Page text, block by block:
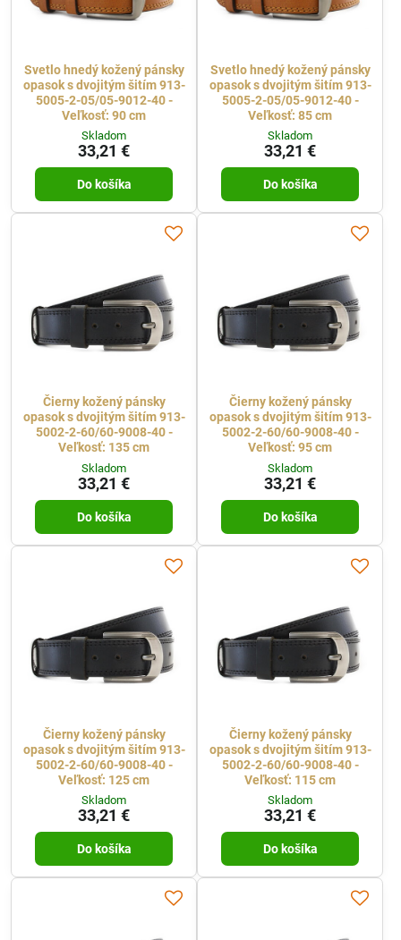
Svetlo hnedý kožený pánsky
opasok s dvojitým šitím 913-
5005-2-05/05-9012-40 -
Veľkosť: 90 cm
Skladom
33,21 €
Do košíka
Svetlo hnedý kožený pánsky
opasok s dvojitým šitím 913-
5005-2-05/05-9012-40 -
Veľkosť: 85 cm
Skladom
33,21 €
Do košíka
Čierny kožený pánsky
opasok s dvojitým šitím 913-
5002-2-60/60-9008-40 -
Veľkosť: 135 cm
Skladom
33,21 €
Do košíka
Čierny kožený pánsky
opasok s dvojitým šitím 913-
5002-2-60/60-9008-40 -
Veľkosť: 95 cm
Skladom
33,21 €
Do košíka
Čierny kožený pánsky
opasok s dvojitým šitím 913-
5002-2-60/60-9008-40 -
Veľkosť: 125 cm
Skladom
33,21 €
Do košíka
Čierny kožený pánsky
opasok s dvojitým šitím 913-
5002-2-60/60-9008-40 -
Veľkosť: 115 cm
Skladom
33,21 €
Do košíka